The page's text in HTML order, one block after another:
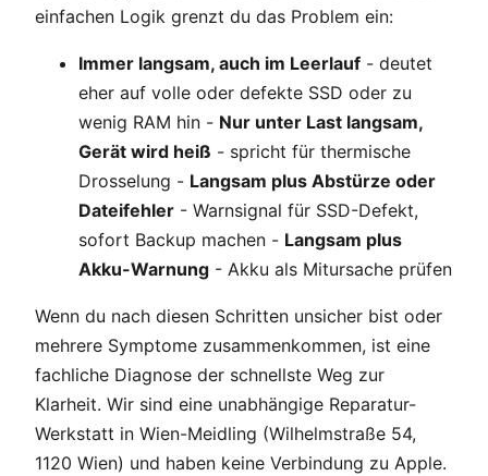
einfachen Logik grenzt du das Problem ein:
Immer langsam, auch im Leerlauf - deutet
eher auf volle oder defekte SSD oder zu
wenig RAM hin - Nur unter Last langsam,
Gerät wird heiß - spricht für thermische
Drosselung - Langsam plus Abstürze oder
Dateifehler - Warnsignal für SSD-Defekt,
sofort Backup machen - Langsam plus
Akku-Warnung - Akku als Mitursache prüfen
Wenn du nach diesen Schritten unsicher bist oder
mehrere Symptome zusammenkommen, ist eine
fachliche Diagnose der schnellste Weg zur
Klarheit. Wir sind eine unabhängige Reparatur-
Werkstatt in Wien-Meidling (Wilhelmstraße 54,
1120 Wien) und haben keine Verbindung zu Apple.